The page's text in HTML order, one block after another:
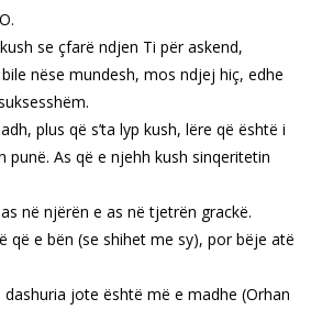
se çfarë ndjen Ti për askend,
nëse mundesh, mos ndjej hiç, edhe
plus që s’ta lyp kush, lëre që është i
punë. As që e njehh kush sinqeritetin
në njërën e as në tjetrën grackë.
që e bën (se shihet me sy), por bëje atë
dashuria jote është më e madhe (Orhan